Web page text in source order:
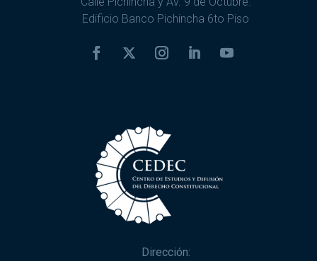
Edificio Banco Pichincha 6to Piso
Dirección: